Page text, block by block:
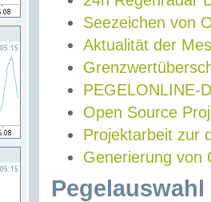
Seezeichen von
Aktualität der
PEGELONLINE-
Open Source
Projektarbeit zur
Generierung von